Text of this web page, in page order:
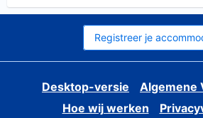
Registreer je
Desktop-versie
Algemene
Hoe wij werken